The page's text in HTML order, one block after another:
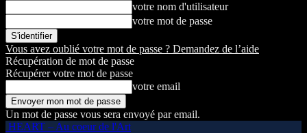
votre nom d'utilisateur
votre mot de passe
Vous avez oublié votre mot de passe ? Demandez de l’aide
Récupération de mot de passe
Récupérer votre mot de passe
votre email
Un mot de passe vous sera envoyé par email.
HEART – Au coeur de l'Art